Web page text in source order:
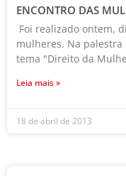
ENCONTRO DAS
Foi realizado ontem,
mulheres. Na palestra
tema "Direito da
Leia mais »
18 de abril de 2013